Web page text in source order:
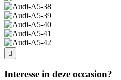
Interesse in deze occasion?